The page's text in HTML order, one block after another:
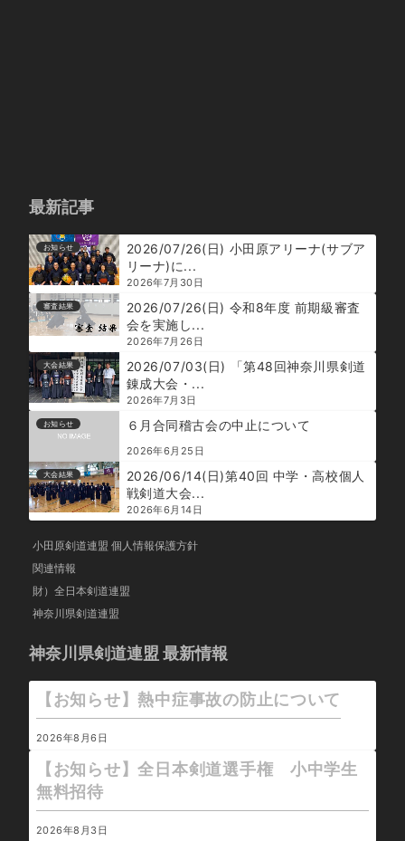
最新記事
お知らせ
2026/07/26(日) 小田原アリーナ(サブア
リーナ)に...
2026年7月30日
審査結果
2026/07/26(日) 令和8年度 前期級審査
会を実施し...
2026年7月26日
大会結果
2026/07/03(日) 「第48回神奈川県剣道
錬成大会・...
2026年7月3日
お知らせ ６月合同稽古会の中止について
2026年6月25日
大会結果
2026/06/14(日)第40回 中学・高校個人
戦剣道大会...
2026年6月14日
小田原剣道連盟 個人情報保護方針
関連情報
財）全日本剣道連盟
神奈川県剣道連盟
神奈川県剣道連盟 最新情報
【お知らせ】熱中症事故の防止について
2026年8月6日
【お知らせ】全日本剣道選手権 小中学生
無料招待
2026年8月3日